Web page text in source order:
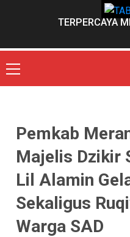
TERPERCAYA
Primary
Menu
Pemkab
Majelis Dzikir
Lil Alamin
Sekaligus
Warga SAD